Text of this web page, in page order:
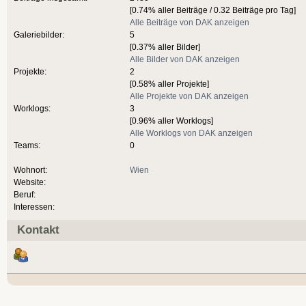
Galeriebilder:
Projekte:
Worklogs:
Teams:
Wohnort:
Website:
Beruf:
Interessen:
[0.74% aller Beiträge / 0.32 Beiträge pro Tag]
Alle Beiträge von DAK anzeigen
5
[0.37% aller Bilder]
Alle Bilder von DAK anzeigen
2
[0.58% aller Projekte]
Alle Projekte von DAK anzeigen
3
[0.96% aller Worklogs]
Alle Worklogs von DAK anzeigen
0
Wien
Kontakt